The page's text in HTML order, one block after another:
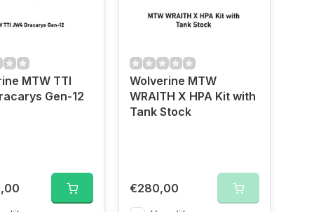
MTW TTI
Gen-12
Wolverine MTW
WRAITH X HPA Kit with
Tank Stock
€280,00